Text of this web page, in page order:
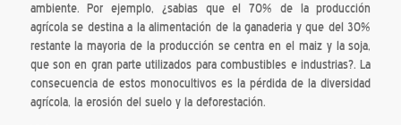
ambiente. Por ejemplo, ¿sabias que el 70% de la producción
agrícola se destina a la alimentación de la ganaderia y que del 30%
restante la mayoria de la producción se centra en el maiz y la soja,
que son en gran parte utilizados para combustibles e industrias?. La
consecuencia de estos monocultivos es la pérdida de la diversidad
agrícola, la erosión del suelo y la deforestación.